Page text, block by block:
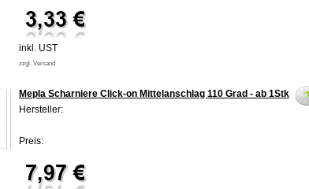
inkl. UST
zzgl. Versand
Mepla Scharniere Click-on Mittelanschlag 110 Grad - ab 1Stk
Hersteller:
Preis: